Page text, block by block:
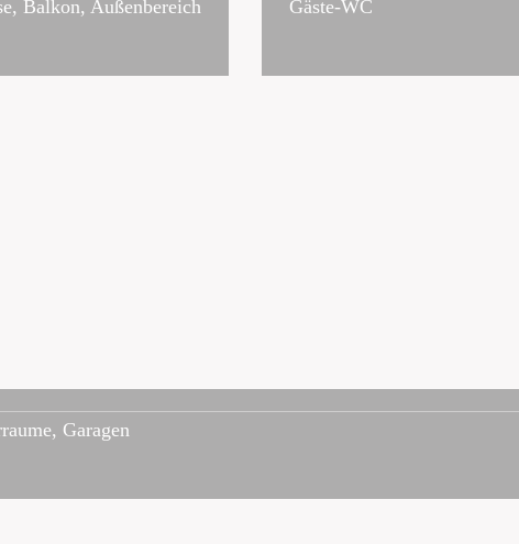
Balkon, Außenbereich Gäste-WC
Garagen